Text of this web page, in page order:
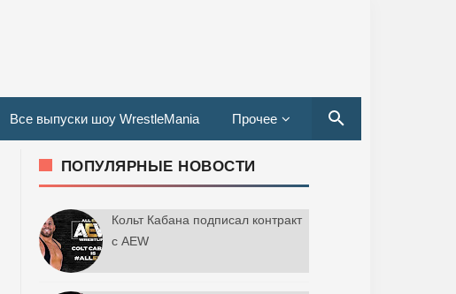
Все выпуски шоу WrestleMania Прочее
ПОПУЛЯРНЫЕ НОВОСТИ
Кольт Кабана подписал контракт
с AEW